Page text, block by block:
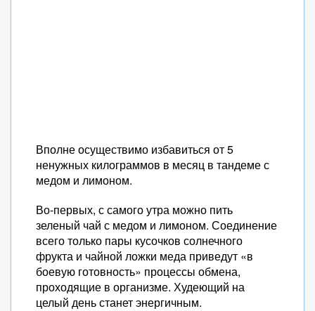
Вполне осуществимо избавиться от 5
ненужных килограммов в месяц в тандеме с
медом и лимоном.
Во-первых, с самого утра можно пить
зеленый чай с медом и лимоном. Соединение
всего только пары кусочков солнечного
фрукта и чайной ложки меда приведут «в
боевую готовность» процессы обмена,
проходящие в организме. Худеющий на
целый день станет энергичным.